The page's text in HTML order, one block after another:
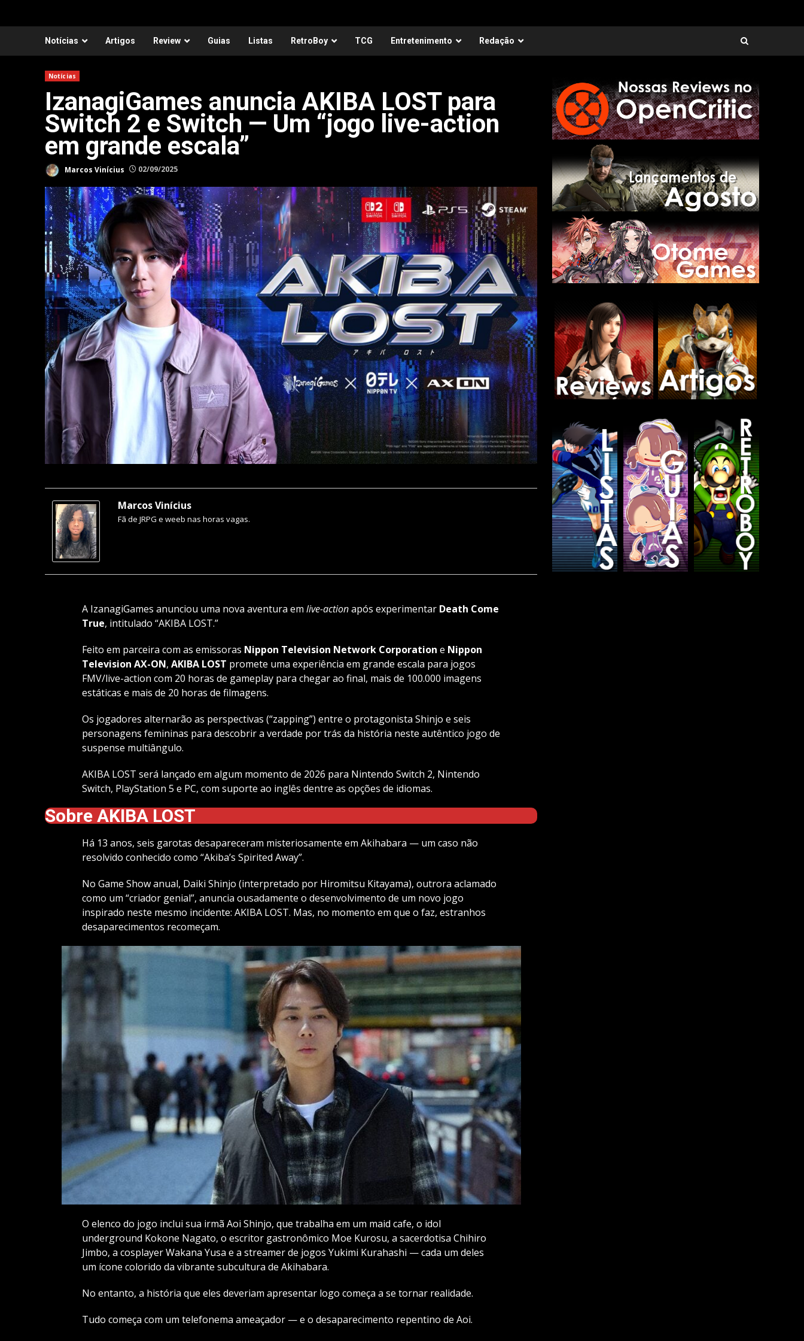
Notícias Artigos Review Guias Listas RetroBoy TCG Entretenimento Redação
Notícias
IzanagiGames anuncia AKIBA LOST para
Switch 2 e Switch — Um “jogo live-action
em grande escala”
Marcos Vinícius 02/09/2025
Marcos Vinícius
Fã de JRPG e weeb nas horas vagas.
A IzanagiGames anunciou uma nova aventura em live-actionapós experimentar Death Come
True, intitulado “AKIBA LOST.”
Feito em parceira com as emissoras Nippon Television Network Corporation e Nippon
Television AX-ON, AKIBA LOST promete uma experiência em grande escala para jogos
FMV/live-action com 20 horas de gameplay para chegar ao final, mais de 100.000 imagens
estáticas e mais de 20 horas de filmagens.
Os jogadores alternarão as perspectivas (“zapping”) entre o protagonista Shinjo e seis
personagens femininas para descobrir a verdade por trás da história neste autêntico jogo de
suspense multiângulo.
AKIBA LOST será lançado em algum momento de 2026 para Nintendo Switch 2, Nintendo
Switch, PlayStation 5 e PC, com suporte ao inglês dentre as opções de idiomas.
Sobre AKIBA LOST
Há 13 anos, seis garotas desapareceram misteriosamente em Akihabara — um caso não
resolvido conhecido como “Akiba’s Spirited Away”.
No Game Show anual, Daiki Shinjo (interpretado por Hiromitsu Kitayama), outrora aclamado
como um “criador genial”, anuncia ousadamente o desenvolvimento de um novo jogo
inspirado neste mesmo incidente: AKIBA LOST. Mas, no momento em que o faz, estranhos
desaparecimentos recomeçam.
O elenco do jogo inclui sua irmã Aoi Shinjo, que trabalha em um maid cafe, o idol
underground Kokone Nagato, o escritor gastronômico Moe Kurosu, a sacerdotisa Chihiro
Jimbo, a cosplayer Wakana Yusa e a streamer de jogos Yukimi Kurahashi — cada um deles
um ícone colorido da vibrante subcultura de Akihabara.
No entanto, a história que eles deveriam apresentar logo começa a se tornar realidade.
Tudo começa com um telefonema ameaçador — e o desaparecimento repentino de Aoi.